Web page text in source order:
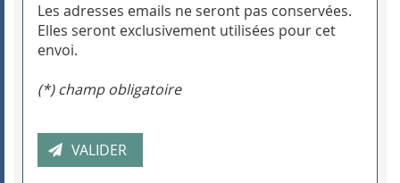
Les adresses emails ne seront pas conservées.
Elles seront exclusivement utilisées pour cet
envoi.
(*) champ obligatoire